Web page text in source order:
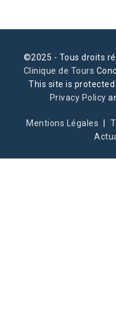
©2025 - Tous droits
Clinique de Tours
This site is protected
Privacy Policy
Mentions Légales